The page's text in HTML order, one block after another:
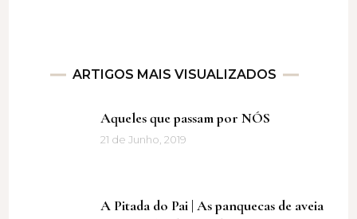
ARTIGOS MAIS VISUALIZADOS
Aqueles que passam por NÓS
21 de Junho, 2019
A Pitada do Pai | As panquecas de aveia